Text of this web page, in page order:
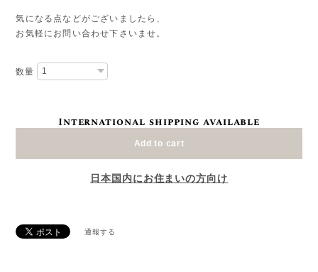
気になる点などがございましたら、
お気軽にお問い合わせ下さいませ。
数量
International shipping available
Add to cart
日本国内にお住まいの方向け
通報する